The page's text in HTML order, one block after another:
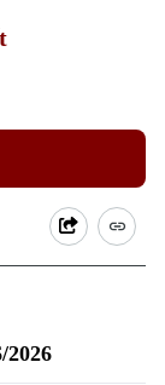
2026